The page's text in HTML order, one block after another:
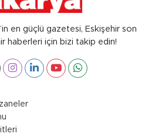
en güçlü gazetesi, Eskişehir son
haberleri için bizi takip edin!